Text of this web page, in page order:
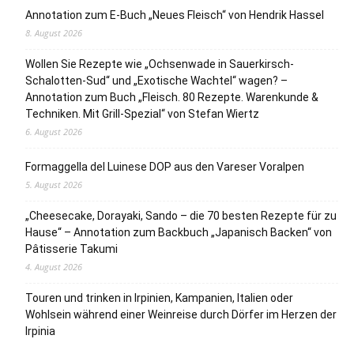
Annotation zum E-Buch „Neues Fleisch“ von Hendrik Hassel
8. August 2026
Wollen Sie Rezepte wie „Ochsenwade in Sauerkirsch-
Schalotten-Sud“ und „Exotische Wachtel“ wagen? –
Annotation zum Buch „Fleisch. 80 Rezepte. Warenkunde &
Techniken. Mit Grill-Spezial“ von Stefan Wiertz
6. August 2026
Formaggella del Luinese DOP aus den Vareser Voralpen
5. August 2026
„Cheesecake, Dorayaki, Sando – die 70 besten Rezepte für zu
Hause“ – Annotation zum Backbuch „Japanisch Backen“ von
Pâtisserie Takumi
4. August 2026
Touren und trinken in Irpinien, Kampanien, Italien oder
Wohlsein während einer Weinreise durch Dörfer im Herzen der
Irpinia